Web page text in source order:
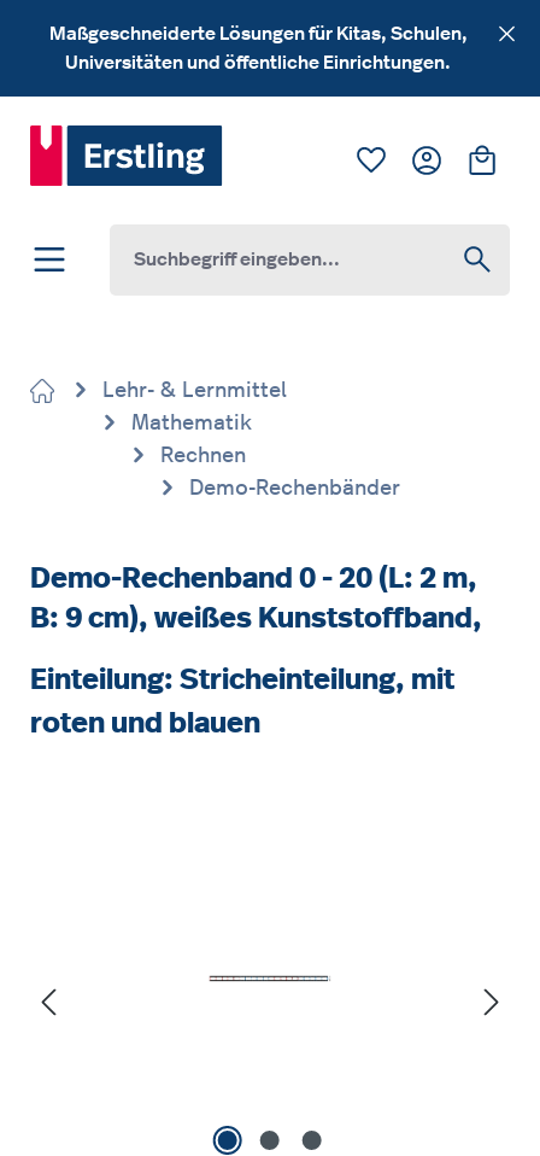
Zum Hauptinhalt springen
Maßgeschneiderte Lösungen für Kitas, Schulen,
Universitäten und öffentliche Einrichtungen.
Du hast 0
Lehr- & Lernmittel
Mathematik
Rechnen
Demo-Rechenbänder
Demo-Rechenband 0 - 20 (L: 2 m,
B: 9 cm), weißes Kunststoffband,
Einteilung: Stricheinteilung, mit
roten und blauen